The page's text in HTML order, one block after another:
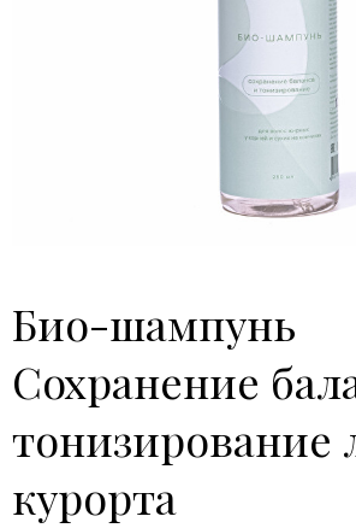
Био-шампунь
Сохранение
тонизирование
курорта